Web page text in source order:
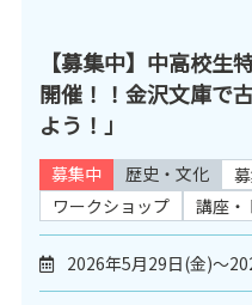
【募集中】中高校生
開催！！金沢文庫で
よう！」
募集中 歴史・文化
ワークショップ
講座・
2026年5月29日(金)～